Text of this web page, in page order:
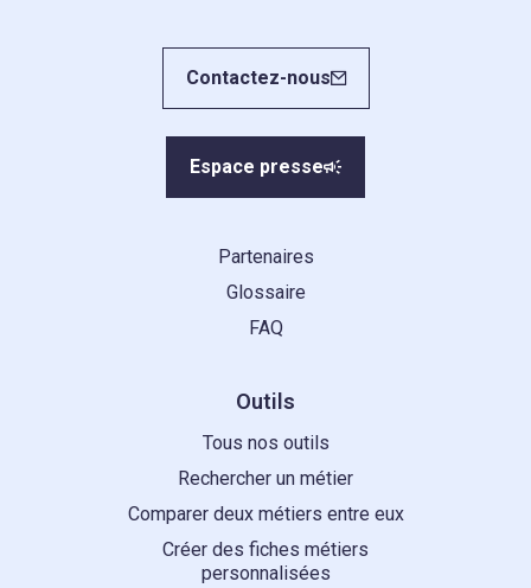
Contactez-nous
Espace presse
Partenaires
Glossaire
FAQ
Outils
Tous nos outils
Rechercher un métier
Comparer deux métiers entre eux
Créer des fiches métiers
personnalisées